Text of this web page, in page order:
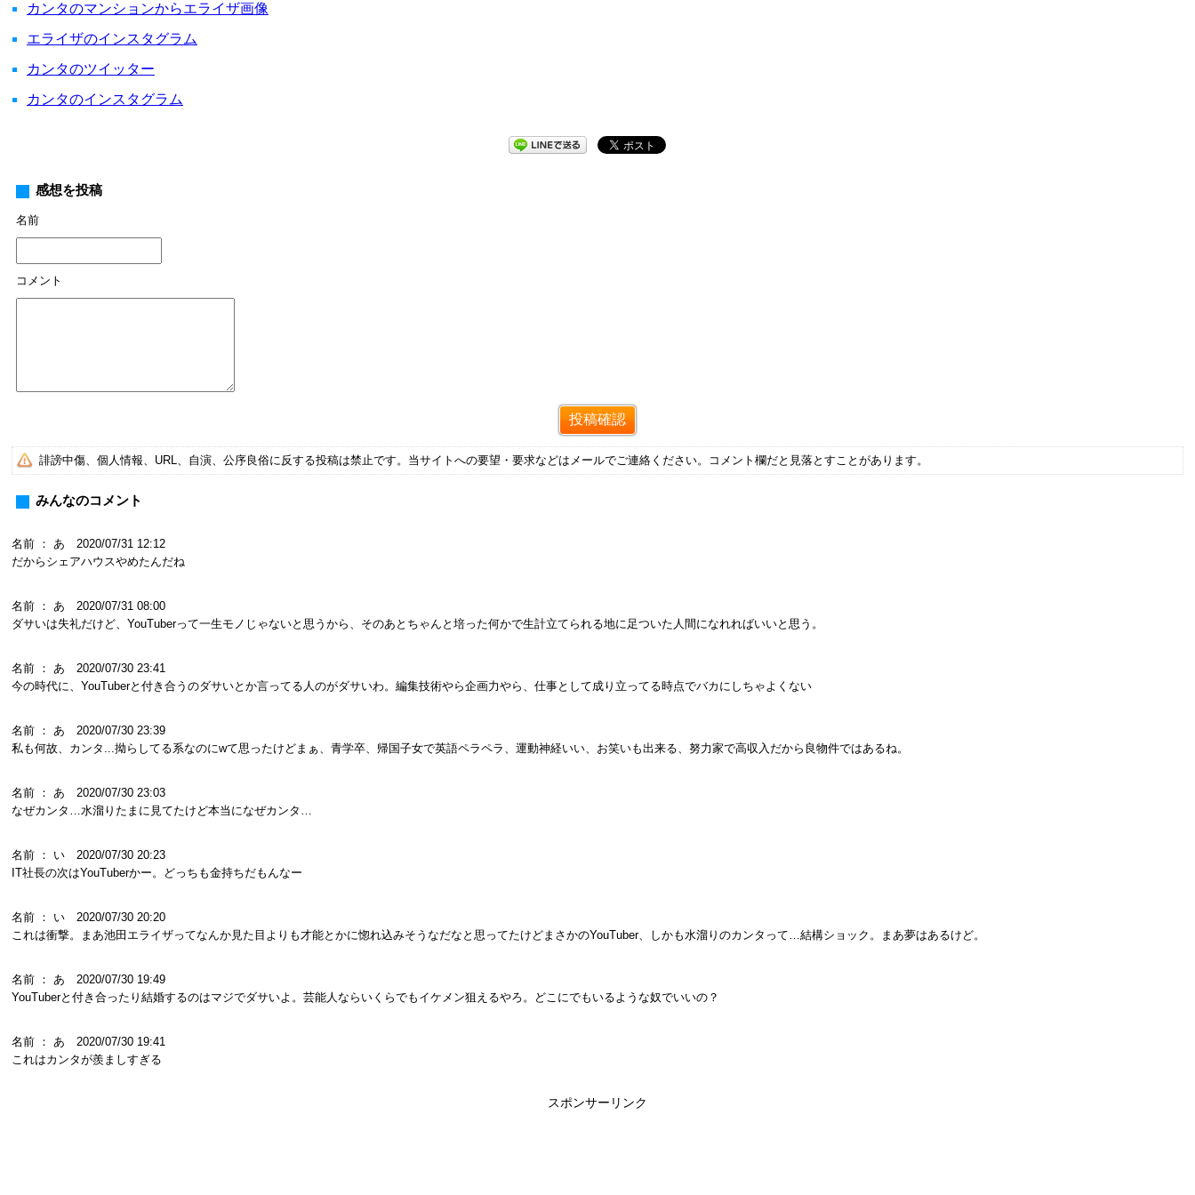
カンタのマンションからエライザ画像
エライザのインスタグラム
カンタのツイッター
カンタのインスタグラム
感想を投稿
名前
コメント
誹謗中傷、個人情報、URL、自演、公序良俗に反する投稿は禁止です。当サイトへの要望・要求などはメールでご連絡ください。コメント欄だと見落とすことがあります。
みんなのコメント
名前 ： あ 2020/07/31 12:12
だからシェアハウスやめたんだね
名前 ： あ 2020/07/31 08:00
ダサいは失礼だけど、YouTuberって一生モノじゃないと思うから、そのあとちゃんと培った何かで生計立てられる地に足ついた人間になれればいいと思う。
名前 ： あ 2020/07/30 23:41
今の時代に、YouTuberと付き合うのダサいとか言ってる人のがダサいわ。編集技術やら企画力やら、仕事として成り立ってる時点でバカにしちゃよくない
名前 ： あ 2020/07/30 23:39
私も何故、カンタ...拗らしてる系なのにwて思ったけどまぁ、青学卒、帰国子女で英語ペラペラ、運動神経いい、お笑いも出来る、努力家で高収入だから良物件ではあるね。
名前 ： あ 2020/07/30 23:03
なぜカンタ…水溜りたまに見てたけど本当になぜカンタ…
名前 ： い 2020/07/30 20:23
IT社長の次はYouTuberかー。どっちも金持ちだもんなー
名前 ： い 2020/07/30 20:20
これは衝撃。まあ池田エライザってなんか見た目よりも才能とかに惚れ込みそうなだなと思ってたけどまさかのYouTuber、しかも水溜りのカンタって…結構ショック。まあ夢はあるけど。
名前 ： あ 2020/07/30 19:49
YouTuberと付き合ったり結婚するのはマジでダサいよ。芸能人ならいくらでもイケメン狙えるやろ。どこにでもいるような奴でいいの？
名前 ： あ 2020/07/30 19:41
これはカンタが羨ましすぎる
スポンサーリンク